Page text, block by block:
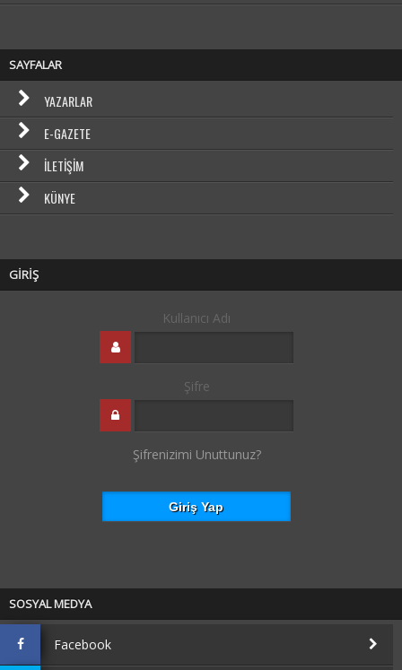
SAYFALAR
YAZARLAR
E-GAZETE
İLETIŞIM
KÜNYE
GİRİŞ
Kullanıcı Adı
Şifre
Şifrenizimi Unuttunuz?
SOSYAL MEDYA
Facebook